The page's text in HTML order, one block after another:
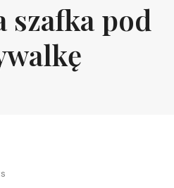
szafka pod